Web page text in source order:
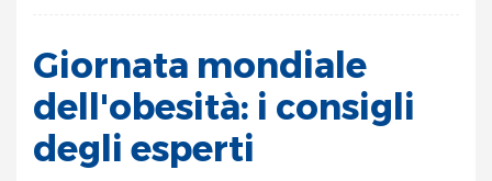
Giornata mondiale
dell'obesità: i consigli
degli esperti